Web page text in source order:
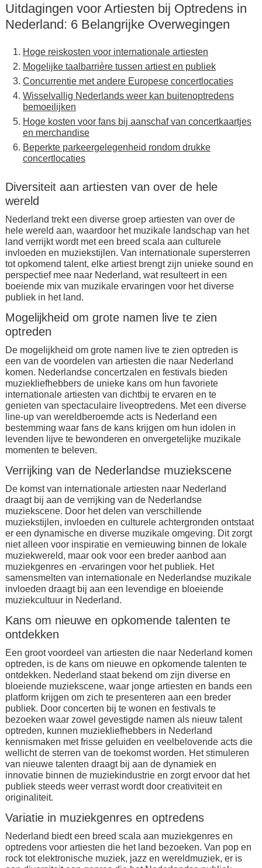
Uitdagingen voor Artiesten bij Optredens in
Nederland: 6 Belangrijke Overwegingen
Hoge reiskosten voor internationale artiesten
Mogelijke taalbarrière tussen artiest en publiek
Concurrentie met andere Europese concertlocaties
Wisselvallig Nederlands weer kan buitenoptredens
bemoeilijken
Hoge kosten voor fans bij aanschaf van concertkaartjes
en merchandise
Beperkte parkeergelegenheid rondom drukke
concertlocaties
Diversiteit aan artiesten van over de hele
wereld
Nederland trekt een diverse groep artiesten van over de
hele wereld aan, waardoor het muzikale landschap van het
land verrijkt wordt met een breed scala aan culturele
invloeden en muziekstijlen. Van internationale supersterren
tot opkomend talent, elke artiest brengt zijn unieke sound en
perspectief mee naar Nederland, wat resulteert in een
boeiende mix van muzikale ervaringen voor het diverse
publiek in het land.
Mogelijkheid om grote namen live te zien
optreden
De mogelijkheid om grote namen live te zien optreden is
een van de voordelen van artiesten die naar Nederland
komen. Nederlandse concertzalen en festivals bieden
muziekliefhebbers de unieke kans om hun favoriete
internationale artiesten van dichtbij te ervaren en te
genieten van spectaculaire liveoptredens. Met een diverse
line-up van wereldberoemde acts is Nederland een
bestemming waar fans de kans krijgen om hun idolen in
levenden lijve te bewonderen en onvergetelijke muzikale
momenten te beleven.
Verrijking van de Nederlandse muziekscene
De komst van internationale artiesten naar Nederland
draagt bij aan de verrijking van de Nederlandse
muziekscene. Door het delen van verschillende
muziekstijlen, invloeden en culturele achtergronden ontstaat
er een dynamische en diverse muzikale omgeving. Dit zorgt
niet alleen voor inspiratie en vernieuwing binnen de lokale
muziekwereld, maar ook voor een breder aanbod aan
muziekgenres en -ervaringen voor het publiek. Het
samensmelten van internationale en Nederlandse muzikale
invloeden draagt bij aan een levendige en bloeiende
muziekcultuur in Nederland.
Kans om nieuwe en opkomende talenten te
ontdekken
Een groot voordeel van artiesten die naar Nederland komen
optreden, is de kans om nieuwe en opkomende talenten te
ontdekken. Nederland staat bekend om zijn diverse en
bloeiende muziekscene, waar jonge artiesten en bands een
platform krijgen om zich te presenteren aan een breder
publiek. Door concerten bij te wonen en festivals te
bezoeken waar zowel gevestigde namen als nieuw talent
optreden, kunnen muziekliefhebbers in Nederland
kennismaken met frisse geluiden en veelbelovende acts die
wellicht de sterren van de toekomst worden. Het stimuleren
van nieuwe talenten draagt bij aan de dynamiek en
innovatie binnen de muziekindustrie en zorgt ervoor dat het
publiek steeds weer verrast wordt door creativiteit en
originaliteit.
Variatie in muziekgenres en optredens
Nederland biedt een breed scala aan muziekgenres en
optredens voor artiesten die het land bezoeken. Van pop en
rock tot elektronische muziek, jazz en wereldmuziek, er is